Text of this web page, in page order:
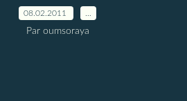
08.02.2011
Par oumsoraya